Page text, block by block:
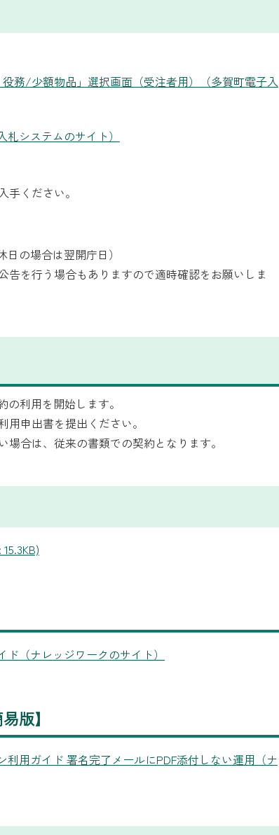
務/少額物品」選択画面（受注者用）（多賀町電子入
システムのサイト）
ください。
の場合は翌開庁日）
告を行う場合もありますので適時確認をお願いしま
利用を開始します。
申出書を提出ください。
場合は、従来の書類での契約となります。
（ナレッジワークのサイト）
版】
利用ガイド 署名完了メールにPDF添付しない運用（ナ